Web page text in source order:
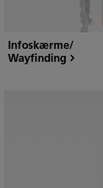
Infoskærme/
Wayfinding